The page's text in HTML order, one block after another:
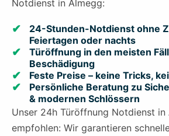
Notdienst in Almegg:
24-Stunden-Notdienst ohne
Feiertagen oder nachts
Türöffnung in den meisten
Beschädigung
Feste Preise – keine Tricks,
Persönliche Beratung zu
& modernen Schlössern
Unser 24h Türöffnung Notdienst in
empfohlen: Wir garantieren